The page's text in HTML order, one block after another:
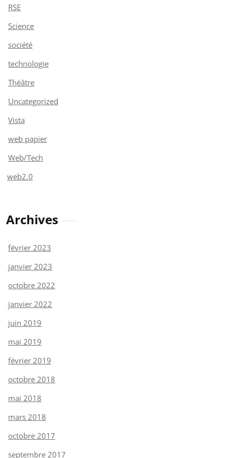
RSE
Science
société
technologie
Théâtre
Uncategorized
Vista
web papier
Web/Tech
web2.0
Archives
février 2023
janvier 2023
octobre 2022
janvier 2022
juin 2019
mai 2019
février 2019
octobre 2018
mai 2018
mars 2018
octobre 2017
septembre 2017